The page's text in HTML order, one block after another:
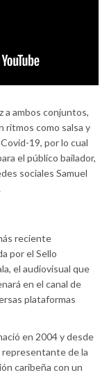
a ambos conjuntos,
ritmos como salsa y
19, por lo cual
el público bailador,
sociales Samuel
reciente
por el Sello
el audiovisual que
en el canal de
plataformas
en 2004 y desde
de la
caribeña con un